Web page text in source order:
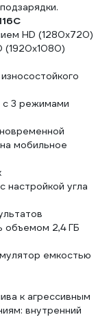
HD (1280х720)
(1920х1080)
с 3 режимами
мобильное
настройкой угла
объемом 2,4 ГБ
емкостью
к агрессивным
внутренний